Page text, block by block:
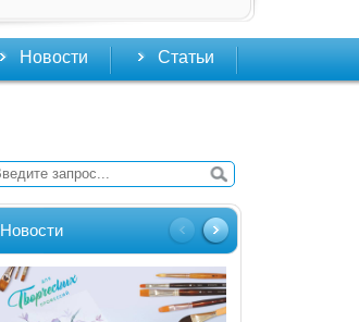
Новости Статьи
Новости